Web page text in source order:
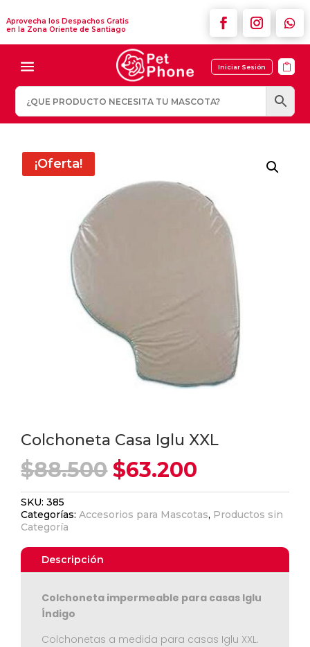
Aprovecha los Despachos Gratis
en la Zona Oriente de Santiago
Iniciar Sesión 
¡Oferta!
Colchoneta Casa Iglu XXL
$88.500 El
precio
original
era:
$63.200
precio
actual
es:
SKU:385
Categorías:Accesorios para Mascotas, Productos sin
Categoría
Descripción
Colchoneta impermeable para casas Iglu
Índigo
Colchonetas a medida para casas Iglu XXL.